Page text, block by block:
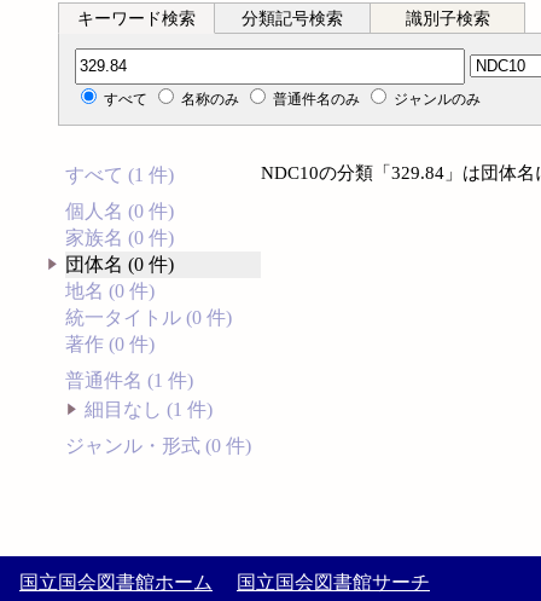
キーワード検索 分類記号検索 識別子検索
分類記号検索
すべて 名称のみ 普通件名のみ ジャンルのみ
すべて (1 件)
個人名 (0 件)
家族名 (0 件)
団体名 (0 件)
地名 (0 件)
統一タイトル (0 件)
著作 (0 件)
普通件名 (1 件)
細目なし (1 件)
ジャンル・形式 (0 件)
NDC10の分類「329.84」は団体
国立国会図書館ホーム 国立国会図書館サーチ